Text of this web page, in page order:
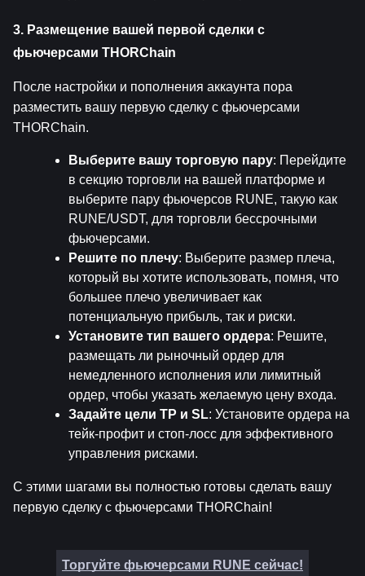
3. Размещение вашей первой сделки с
фьючерсами THORChain
После настройки и пополнения аккаунта пора
разместить вашу первую сделку с фьючерсами
THORChain.
Выберите вашу торговую пару: Перейдите
в секцию торговли на вашей платформе и
выберите пару фьючерсов RUNE, такую как
RUNE/USDT, для торговли бессрочными
фьючерсами.
Решите по плечу: Выберите размер плеча,
который вы хотите использовать, помня, что
большее плечо увеличивает как
потенциальную прибыль, так и риски.
Установите тип вашего ордера: Решите,
размещать ли рыночный ордер для
немедленного исполнения или лимитный
ордер, чтобы указать желаемую цену входа.
Задайте цели TP и SL: Установите ордера на
тейк-профит и стоп-лосс для эффективного
управления рисками.
С этими шагами вы полностью готовы сделать вашу
первую сделку с фьючерсами THORChain!
Торгуйте фьючерсами RUNE сейчас!